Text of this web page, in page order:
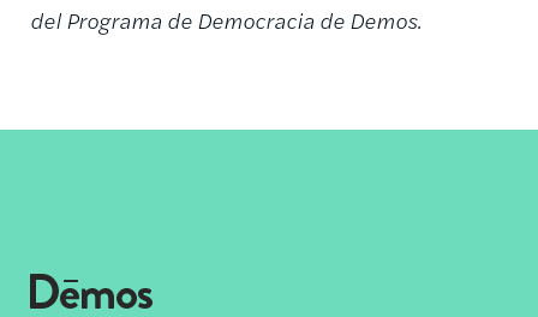
del Programa de Democracia de Demos.